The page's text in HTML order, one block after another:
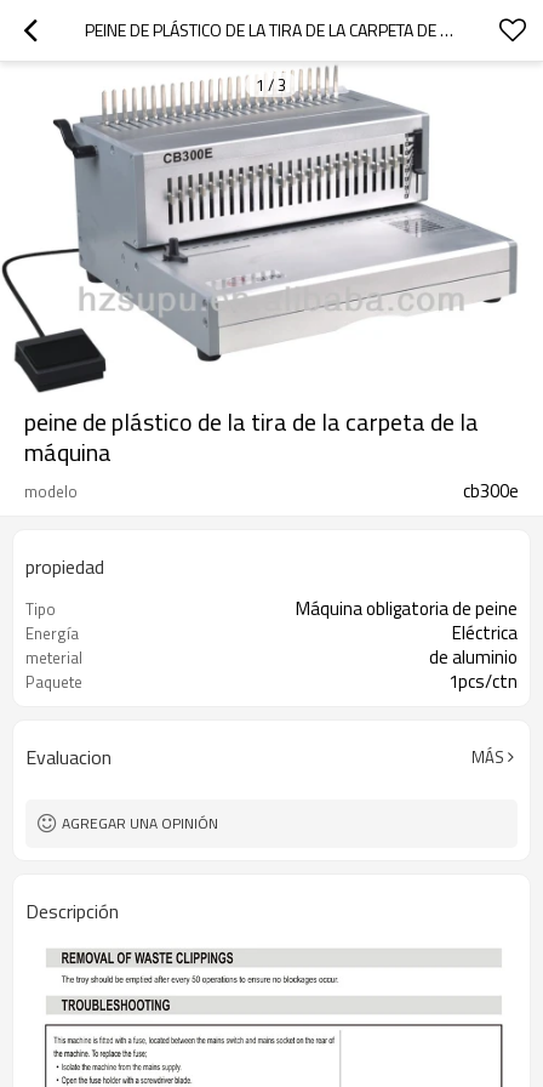
PEINE DE PLÁSTICO DE LA TIRA DE LA CARPETA DE LA MÁQUINA
1 /3
peine de plástico de la tira de la carpeta de la
máquina
modelo cb300e
propiedad
Tipo Máquina obligatoria de peine
Energía Eléctrica
meterial de aluminio
Paquete 1pcs/ctn
Evaluacion MÁS
AGREGAR UNA OPINIÓN
Descripción